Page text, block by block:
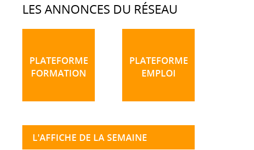
LES ANNONCES DU RÉSEAU
PLATEFORME
FORMATION
PLATEFORME
EMPLOI
L'AFFICHE DE LA SEMAINE